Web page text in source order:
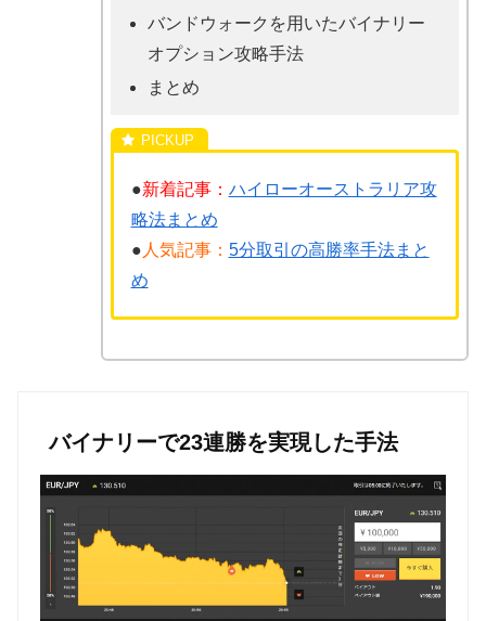
バンドウォークを用いたバイナリー
オプション攻略手法
まとめ
●新着記事： ハイローオーストラリア攻
略法まとめ
● 人気記事： 5分取引の高勝率手法まと
め
バイナリーで23連勝を実現した手法